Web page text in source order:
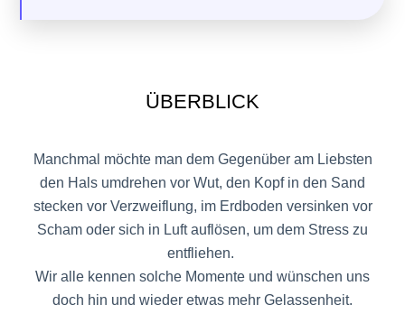
ÜBERBLICK
Manchmal möchte man dem Gegenüber am Liebsten
den Hals umdrehen vor Wut, den Kopf in den Sand
stecken vor Verzweiflung, im Erdboden versinken vor
Scham oder sich in Luft auflösen, um dem Stress zu
entfliehen.
Wir alle kennen solche Momente und wünschen uns
doch hin und wieder etwas mehr Gelassenheit.